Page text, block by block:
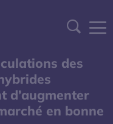
des
d’augmenter
en bonne